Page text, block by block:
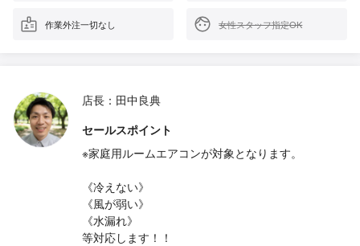
作業外注一切なし 女性スタッフ指定OK
店長：田中良典
セールスポイント
※家庭用ルームエアコンが対象となります。
《冷えない》
《風が弱い》
《水漏れ》
等対応します！！